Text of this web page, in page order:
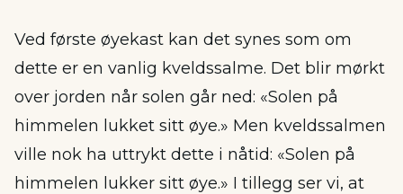
Ved første øyekast kan det synes som om
dette er en vanlig kveldssalme. Det blir mørkt
over jorden når solen går ned: «Solen på
himmelen lukket sitt øye.» Men kveldssalmen
ville nok ha uttrykt dette i nåtid: «Solen på
himmelen lukker sitt øye.» I tillegg ser vi, at